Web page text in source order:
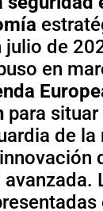
julio de
en
para situar
de la